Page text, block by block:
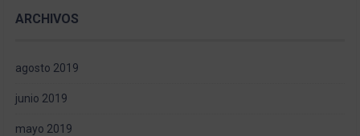
ARCHIVOS
agosto 2019
junio 2019
mayo 2019